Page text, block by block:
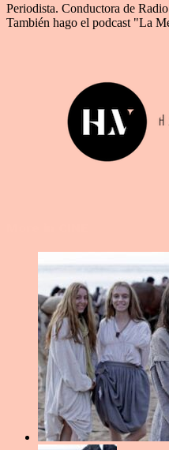
Periodista. Conductora de
También hago el podcast "La